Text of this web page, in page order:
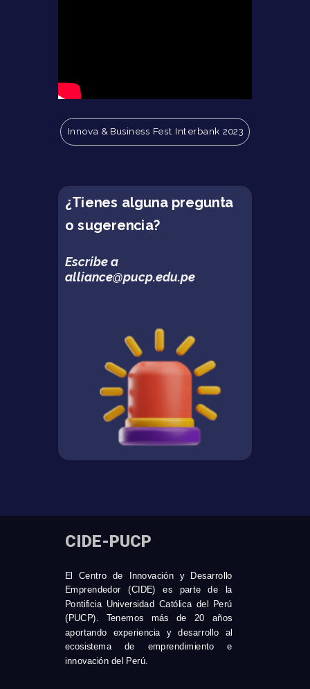
Innova& Business Fest Interbank 2023
¿Tienes alguna pregunta
o sugerencia?
Escribe a
alliance@pucp.edu.pe
CIDE-PUCP
El Centro de Innovación y Desarrollo
Emprendedor (CIDE) es parte de la
Pontificia Universidad Católica del Perú
(PUCP). Tenemos más de 20 años
aportando experiencia y desarrollo al
ecosistema de emprendimiento e
innovación del Perú.